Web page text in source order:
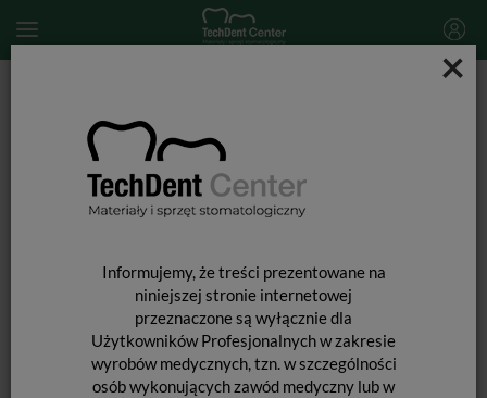
×
Informujemy, że treści prezentowane na
niniejszej stronie internetowej
przeznaczone są wyłącznie dla
Użytkowników Profesjonalnych w zakresie
wyrobów medycznych, tzn. w szczególności
osób wykonujących zawód medyczny lub w
OKOŁOMIAZGOWE
Wkłady koronowo-korzeniowe
Poszerzacze do wkładów Glassix / uzup. 3 szt.